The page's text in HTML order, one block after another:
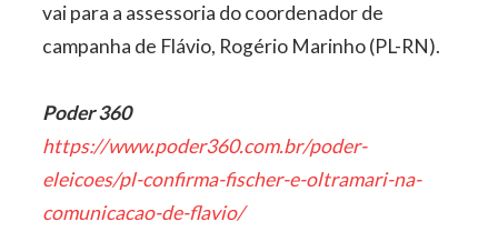
vai para a assessoria do coordenador de
campanha de Flávio, Rogério Marinho (PL-RN).
Poder 360
https://www.poder360.com.br/poder-
eleicoes/pl-confirma-fischer-e-oltramari-na-
comunicacao-de-flavio/